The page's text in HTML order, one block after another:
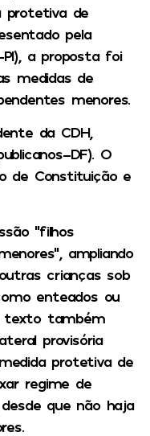
protetiva de
pela
a proposta foi
medidas de
menores.
da CDH,
DF). O
de Constituição e
“filhos
ampliando
crianças sob
enteados ou
texto também
provisória
protetiva de
regime de
que não haja